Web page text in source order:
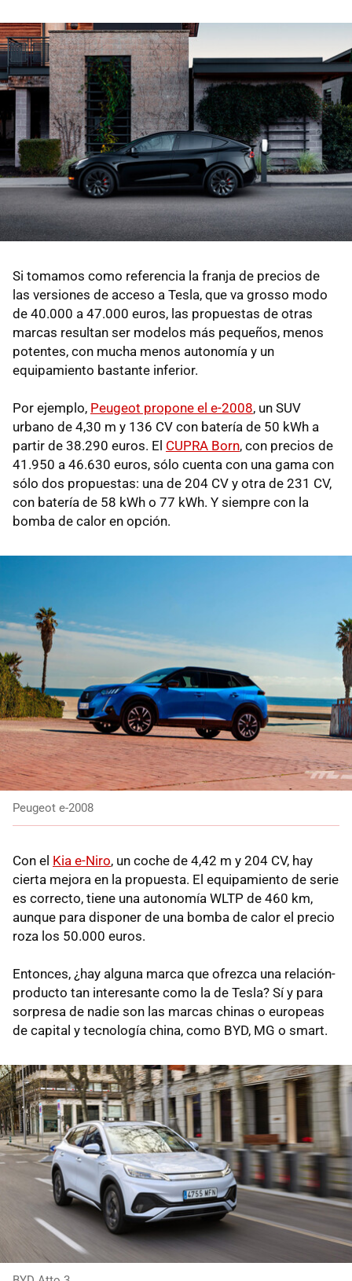
Si tomamos como referencia la franja de precios de
las versiones de acceso a Tesla, que va grosso modo
de 40.000 a 47.000 euros, las propuestas de otras
marcas resultan ser modelos más pequeños, menos
potentes, con mucha menos autonomía y un
equipamiento bastante inferior.
Por ejemplo, Peugeot propone el e-2008, un SUV
urbano de 4,30 m y 136 CV con batería de 50 kWh a
partir de 38.290 euros. El CUPRA Born, con precios de
41.950 a 46.630 euros, sólo cuenta con una gama con
sólo dos propuestas: una de 204 CV y otra de 231 CV,
con batería de 58 kWh o 77 kWh. Y siempre con la
bomba de calor en opción.
Peugeot e-2008
Con el Kia e-Niro, un coche de 4,42 m y 204 CV, hay
cierta mejora en la propuesta. El equipamiento de serie
es correcto, tiene una autonomía WLTP de 460 km,
aunque para disponer de una bomba de calor el precio
roza los 50.000 euros.
Entonces, ¿hay alguna marca que ofrezca una relación-
producto tan interesante como la de Tesla? Sí y para
sorpresa de nadie son las marcas chinas o europeas
de capital y tecnología china, como BYD, MG o smart.